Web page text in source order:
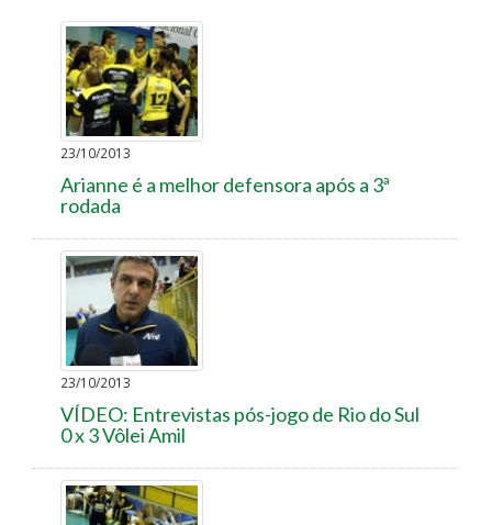
23/10/2013
Arianne é a melhor defensora após a 3ª
rodada
23/10/2013
VÍDEO: Entrevistas pós-jogo de Rio do Sul
0 x 3 Vôlei Amil